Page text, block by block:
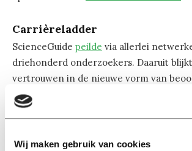
Wij maken gebruik van cookies
Carrièreladder
ScienceGuide peilde via allerlei
driehonderd onderzoekers. Daaruit
vertrouwen in de nieuwe vorm van
alleen van het vakgebied afhangt, maar
op de academische carrièreladder.
Promovendi lijken wel enigszins